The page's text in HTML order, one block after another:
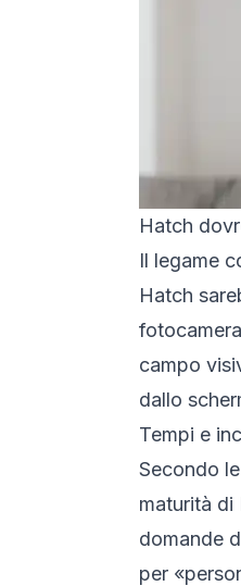
Hatch
Il legame
Hatch
campo
dallo
Tempi e
Secondo
maturità di
domande
per